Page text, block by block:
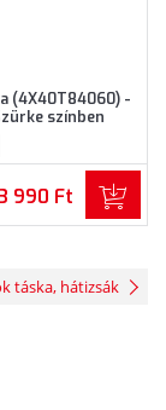
(4X40T84060) -
színben
990 Ft
táska, hátizsák